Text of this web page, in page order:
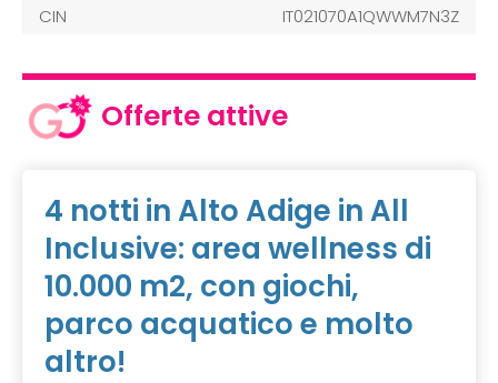
CIN IT021070A1QWWM7N3Z
Offerte attive
4 notti in Alto Adige in All
Inclusive: area wellness di
10.000 m2, con giochi,
parco acquatico e molto
altro!